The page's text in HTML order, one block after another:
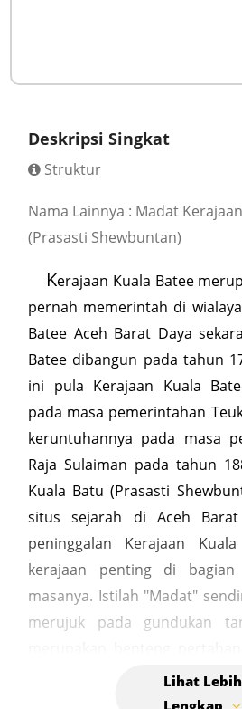
Deskripsi Singkat
Struktur
Nama Lainnya : Madat
(Prasasti Shewbuntan)
Kerajaan Kuala Batee
pernah memerintah di
Batee Aceh Barat Daya
Batee dibangun pada tahun
ini pula Kerajaan Kuala
pada masa pemerintahan
keruntuhannya pada masa
Raja Sulaiman pada tahun
Kuala Batu (Prasasti
situs sejarah di Aceh
peninggalan Kerajaan
kerajaan penting di
masanya. Istilah "Madat"
merujuk pada gundukan
zat adiktif. Berikut adalah
terkait situs sejarah